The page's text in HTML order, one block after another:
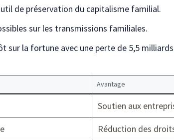
de préservation du capitalisme familial.
sur les transmissions familiales.
sur la fortune avec une perte de 5,5 milliards
Avantage
Soutien aux
Réduction des